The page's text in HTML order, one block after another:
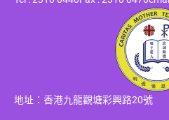
地址：香港九龍觀塘彩興路20號